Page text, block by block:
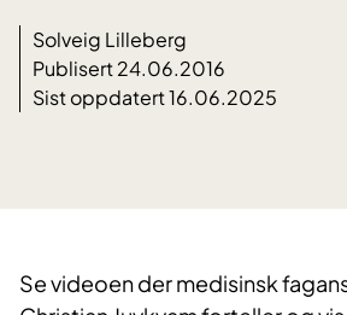
Solveig Lilleberg
Publisert 24.06.2016
Sist oppdatert 16.06.2025
Se videoen der medisinsk